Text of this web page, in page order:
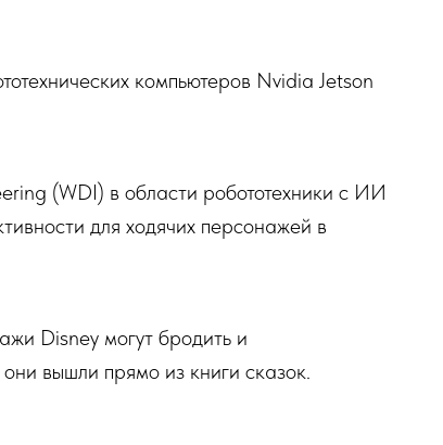
компьютеров Nvidia Jetson
(WDI) в области робототехники с ИИ
для ходячих персонажей в
Disney могут бродить и
вышли прямо из книги сказок.